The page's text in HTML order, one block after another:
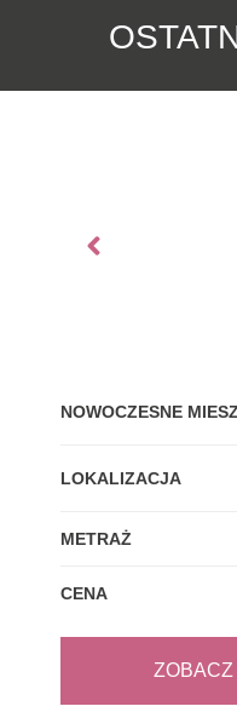
NOWOCZESNE
LOKALIZACJA
METRAŻ
CENA